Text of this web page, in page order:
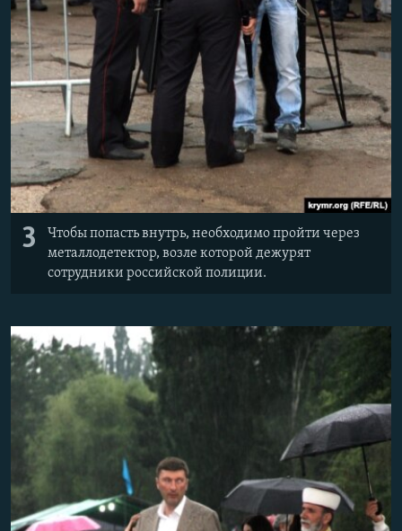
3
Чтобы попасть внутрь, необходимо пройти через
металлодетектор, возле которой дежурят
сотрудники российской полиции.